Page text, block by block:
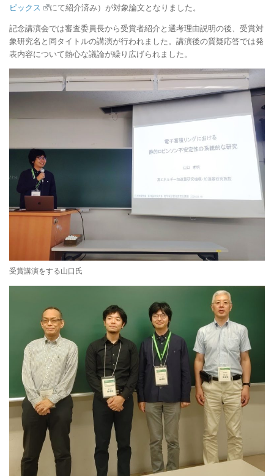
ピックス
にて紹介済み）が対象論文となりました。
記念講演会では審査委員長から受賞者紹介と選考理由説明の後、受賞対
象研究名と同タイトルの講演が行われました。講演後の質疑応答では発
表内容について熱心な議論が繰り広げられました。
受賞講演をする山口氏